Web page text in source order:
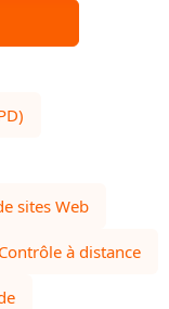
sites Web
Contrôle à distance